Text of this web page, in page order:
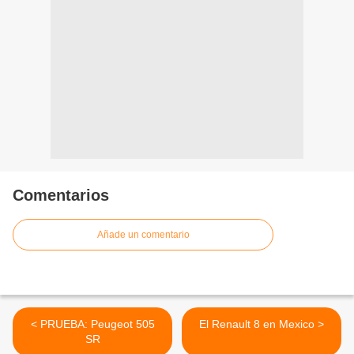
Comentarios
Añade un comentario
< PRUEBA: Peugeot 505
SR
El Renault 8 en Mexico >